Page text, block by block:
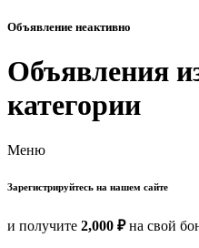
Объявление неактивно
Объявления
категории
Меню
Зарегистрируйтесь на нашем сайте
и получите 2,000 ₽на свой